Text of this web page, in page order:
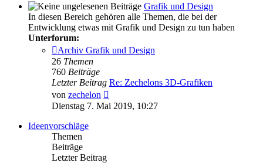
Grafik und Design
In diesen Bereich gehören alle Themen, die bei der
Entwicklung etwas mit Grafik und Design zu tun haben
Unterforum:
Archiv Grafik und Design
26 Themen
760 Beiträge
Letzter Beitrag Re: Zechelons 3D-Grafiken
von zechelon
Beitrag
Dienstag 7. Mai 2019, 10:27
Ideenvorschläge
Themen
Beiträge
Letzter Beitrag